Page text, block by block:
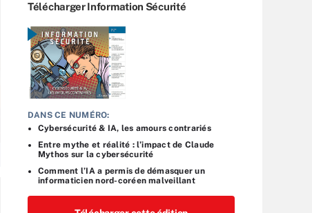
Télécharger Information Sécurité
DANS CE NUMÉRO:
Cybersécurité & IA, les amours contrariés
Entre mythe et réalité : l’impact de Claude
Mythos sur la cybersécurité
Comment l’IA a permis de démasquer un
informaticien nord-coréen malveillant